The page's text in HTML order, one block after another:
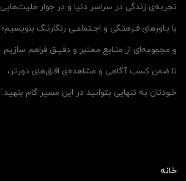
تجربه‌ی زندگی در سراسر دنیا و در جوار ملیت‌هایی
با بـاورهای فـرهنـگی و اجـتماعـی رنگارنـگ بنویسیم؛
و مجموعه‌ای از منـابع معتبر و دقیـق فراهم سازیم
تا ضمن کسب آگاهی و مشاهده‌ی افـق‌های دورتر،
خـودتان به تنهایی بتوانید در این مسیر گام بنهید.
خانه